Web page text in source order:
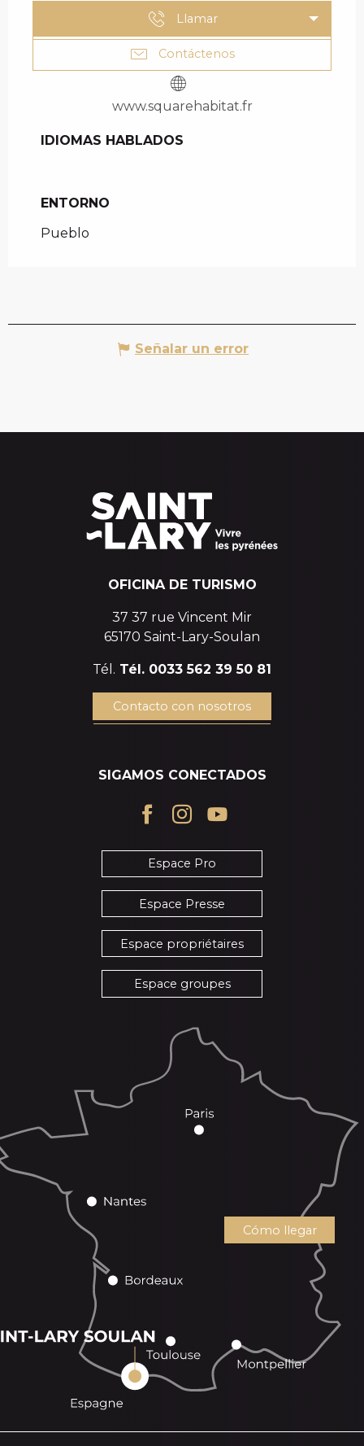
Llamar
Contáctenos
www.squarehabitat.fr
IDIOMAS HABLADOS
IDIOMAS HABLADOS
ENTORNO
ENTORNO
Pueblo
Señalar un error
OFICINA DE TURISMO
37 37 rue Vincent Mir
65170 Saint-Lary-Soulan
Tél. Tél. 0033 562 39 50 81
Contacto con nosotros
SIGAMOS CONECTADOS
Espace Pro
Espace Presse
Espace propriétaires
Espace groupes
Cómo llegar